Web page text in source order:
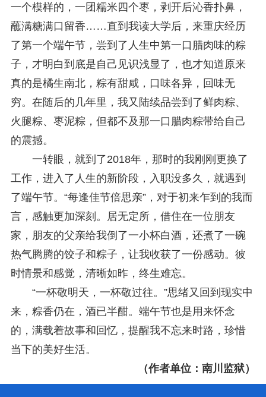
一个模样的，一团糯米四个枣，剥开后沁香扑鼻，
蘸满糖满口留香……直到我读大学后，来重庆经历
了第一个端午节，尝到了人生中第一口腊肉味的粽
子，才明白到底是自己见识浅显了，也才知道原来
真的是橘生南北，粽有甜咸，口味各异，回味无
穷。在随后的几年里，我又陆续品尝到了鲜肉粽、
火腿粽、枣泥粽，但都不及那一口腊肉粽带给自己
的震撼。
一转眼，就到了2018年，那时的我刚刚更换了
工作，进入了人生的新阶段，入职没多久，就遇到
了端午节。“每逢佳节倍思亲”，对于初来乍到的我而
言，感触更加深刻。居无定所，借住在一位朋友
家，朋友的父亲给我倒了一小杯白酒，还煮了一碗
热气腾腾的饺子和粽子，让我收获了一份感动。彼
时情景和感觉，清晰如昨，终生难忘。
“一杯敬明天，一杯敬过往。”思绪又回到现实中
来，粽香仍在，酒已半酣。端午节也是用来怀念
的，满载着故事和回忆，提醒我不忘来时路，珍惜
当下的美好生活。
（作者单位：南川监狱）